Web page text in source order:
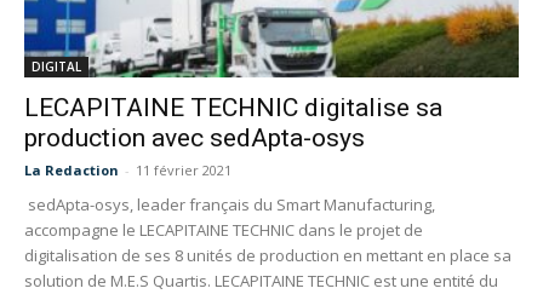
DIGITAL
LECAPITAINE TECHNIC digitalise sa
production avec sedApta-osys
La Redaction - 11 février 2021
sedApta-osys, leader français du Smart Manufacturing,
accompagne le LECAPITAINE TECHNIC dans le projet de
digitalisation de ses 8 unités de production en mettant en place sa
solution de M.E.S Quartis. LECAPITAINE TECHNIC est une entité du